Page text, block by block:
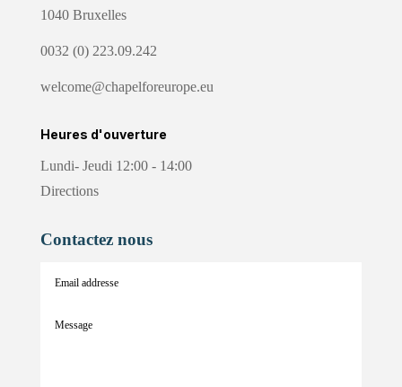
1040 Bruxelles
0032 (0) 223.09.242
welcome@chapelforeurope.eu
Heures d'ouverture
Lundi- Jeudi 12:00 - 14:00
Directions
Contactez nous